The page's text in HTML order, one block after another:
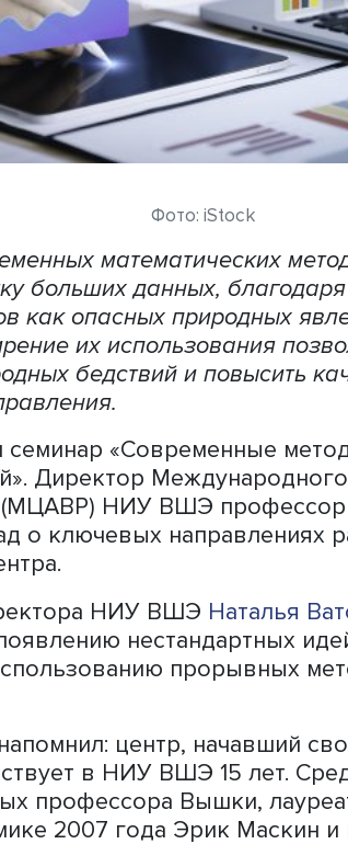
больших данных,
как опасных
их
семинар
Директор
(МЦАВР) НИУ ВШЭ
о ключевых
центра.